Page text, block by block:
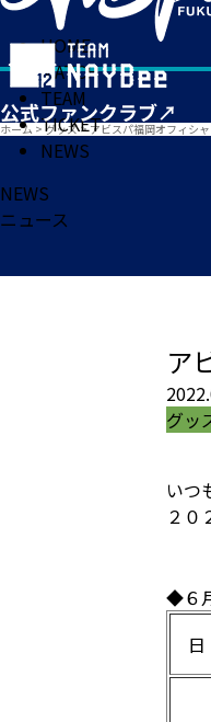
HOME
MATCH
TEAM
TICKET
NEWS
ホーム > グッズ>アビスパ福岡オフィシ
NEWS
ニュース
ア
グッ
いつ
２０
◆６
日